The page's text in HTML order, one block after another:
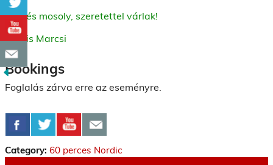
Üdv és mosoly, szeretettel várlak!
Kocsis Marcsi
Bookings
Foglalás zárva erre az eseményre.
Category: 60 perces Nordic